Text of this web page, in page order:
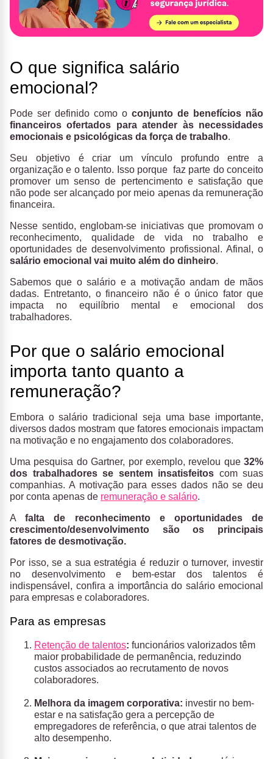
O que significa salário
emocional?
Pode ser definido como o conjunto de benefícios não
financeiros ofertados para atender às necessidades
emocionais e psicológicas da força de trabalho.
Seu objetivo é criar um vínculo profundo entre a
organização e o talento. Isso porque faz parte do conceito
promover um senso de pertencimento e satisfação que
não pode ser alcançado por meio apenas da remuneração
financeira.
Nesse sentido, englobam-se iniciativas que promovam o
reconhecimento, qualidade de vida no trabalho e
oportunidades de desenvolvimento profissional. Afinal, o
salário emocional vai muito além do dinheiro.
Sabemos que o salário e a motivação andam de mãos
dadas. Entretanto, o financeiro não é o único fator que
impacta no equilíbrio mental e emocional dos
trabalhadores.
Por que o salário emocional
importa tanto quanto a
remuneração?
Embora o salário tradicional seja uma base importante,
diversos dados mostram que fatores emocionais impactam
na motivação e no engajamento dos colaboradores.
Uma pesquisa do Gartner, por exemplo, revelou que 32%
dos trabalhadores se sentem insatisfeitos com suas
companhias. A motivação para esses dados não se deu
por conta apenas de remuneração e salário.
Afalta de reconhecimento e oportunidades de
crescimento/desenvolvimento são os principais
fatores de desmotivação.
Por isso, se a sua estratégia é reduzir o turnover, investir
no desenvolvimento e bem-estar dos talentos é
indispensável, confira a importância do salário emocional
para empresas e colaboradores.
Para as empresas
Retenção de talentos: funcionários valorizados têm
maior probabilidade de permanência, reduzindo
custos associados ao recrutamento de novos
colaboradores.
Melhora da imagem corporativa: investir no bem-
estar e na satisfação gera a percepção de
empregadores de referência, o que atrai talentos de
alto desempenho.